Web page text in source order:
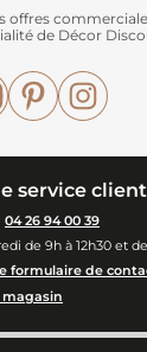
offres
de Décor
YouTubePinterest
service client
04 26 94 00 39
de 9h à 12h30 et de
formulaire de